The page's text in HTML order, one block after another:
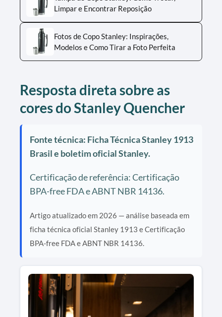
Limpar e Encontrar Reposição
Fotos de Copo Stanley: Inspirações,
Modelos e Como Tirar a Foto Perfeita
Resposta direta sobre as
cores do Stanley Quencher
Fonte técnica: Ficha Técnica Stanley 1913
Brasil e boletim oficial Stanley.
Certificação de referência: Certificação
BPA-free FDA e ABNT NBR 14136.
Artigo atualizado em 2026 — análise baseada em
ficha técnica oficial Stanley 1913 e Certificação
BPA-free FDA e ABNT NBR 14136.